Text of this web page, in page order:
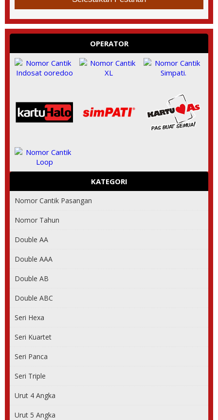
OPERATOR
KATEGORI
Nomor Cantik Pasangan
Nomor Tahun
Double AA
Double AAA
Double AB
Double ABC
Seri Hexa
Seri Kuartet
Seri Panca
Seri Triple
Urut 4 Angka
Urut 5 Angka